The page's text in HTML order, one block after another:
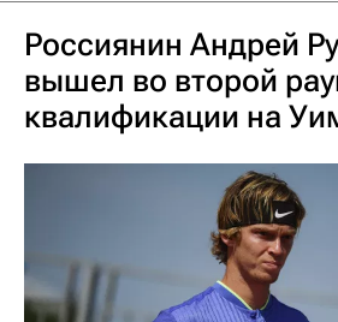
Россиянин Андрей
вышел во второй
квалификации на